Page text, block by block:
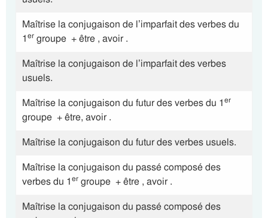
Maîtrise la conjugaison de l’imparfait des verbes du
1er groupe + être , avoir .
Maîtrise la conjugaison de l’imparfait des verbes
usuels.
Maîtrise la conjugaison du futur des verbes du 1er
groupe + être, avoir .
Maîtrise la conjugaison du futur des verbes usuels.
Maîtrise la conjugaison du passé composé des
verbes du 1er groupe + être , avoir .
Maîtrise la conjugaison du passé composé des